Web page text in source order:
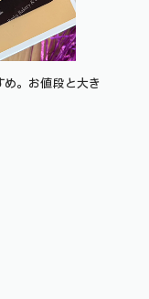
。お値段と大き